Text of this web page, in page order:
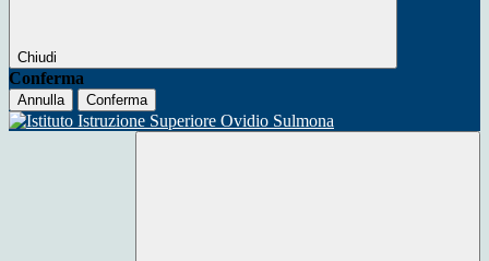
Chiudi
Conferma
Annulla Conferma